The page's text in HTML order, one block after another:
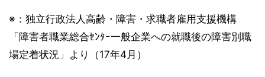
※：独立行政法人高齢・障害・求職者雇用支援機構
「障害者職業総合ｾﾝﾀｰ一般企業への就職後の障害別職
場定着状況」より（17年4月）